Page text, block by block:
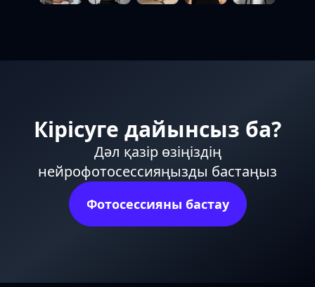
Кірісуге дайынсыз ба?
Дәл қазір өзіңіздің
нейрофотосессияңызды бастаңыз
Фотосессияны бастау